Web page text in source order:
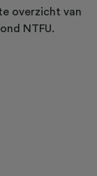
overzicht van
NTFU.